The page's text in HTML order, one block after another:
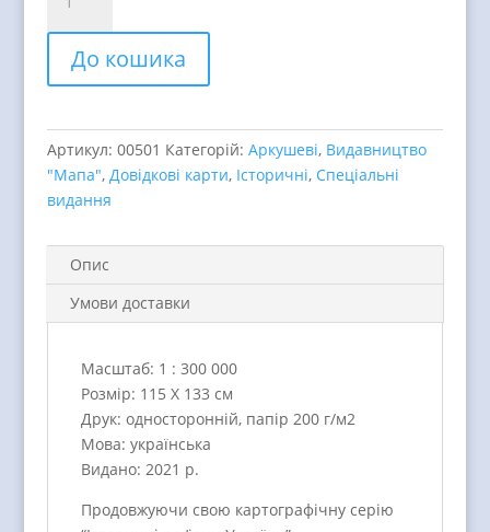
СЕРЕДИНІ
ХVIII
СТ.,
МАПА
(Видавництво
"Мапа")
quantity
До кошика
Артикул: 00501 Категорій: Аркушеві, Видавництво
"Мапа", Довідкові карти, Історичні, Спеціальні
видання
Опис
Умови доставки
Масштаб: 1 : 300 000
Розмір: 115 Х 133 см
Друк: односторонній, папір 200 г/м2
Мова: українська
Видано: 2021 р.
Продовжуючи свою картографічну серію